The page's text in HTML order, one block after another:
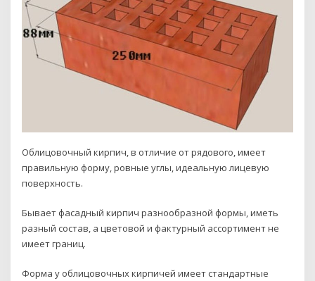
Облицовочный кирпич, в отличие от рядового, имеет
правильную форму, ровные углы, идеальную лицевую
поверхность.
Бывает фасадный кирпич разнообразной формы, иметь
разный состав, а цветовой и фактурный ассортимент не
имеет границ.
Форма у облицовочных кирпичей имеет стандартные